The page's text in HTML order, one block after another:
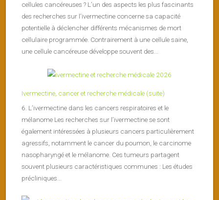
cellules cancéreuses ? L’un des aspects les plus fascinants
des recherches sur l’ivermectine concerne sa capacité
potentielle à déclencher différents mécanismes de mort
cellulaire programmée. Contrairement à une cellule saine,
une cellule cancéreuse développe souvent des...
Ivermectine, cancer et recherche médicale (suite)
6. L’ivermectine dans les cancers respiratoires et le
mélanome Les recherches sur l’ivermectine se sont
également intéressées à plusieurs cancers particulièrement
agressifs, notamment le cancer du poumon, le carcinome
nasopharyngé et le mélanome. Ces tumeurs partagent
souvent plusieurs caractéristiques communes : Les études
précliniques...